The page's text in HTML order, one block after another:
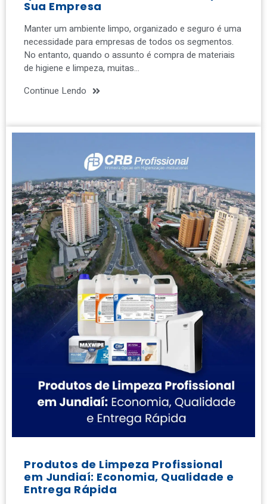
Sua Empresa
Manter um ambiente limpo, organizado e seguro é uma
necessidade para empresas de todos os segmentos.
No entanto, quando o assunto é compra de materiais
de higiene e limpeza, muitas…
Continue Lendo
Produtos de Limpeza Profissional
em Jundiaí: Economia, Qualidade e
Entrega Rápida